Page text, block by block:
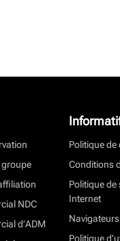
groupe
NDC
d’ADM
Politique
Conditions
Politique de
Internet
Politique